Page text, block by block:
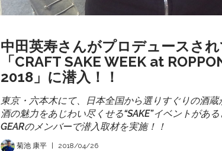
中田英寿さんがプロデュースさ
「CRAFT SAKE WEEK at
2018」に潜入！！
東京・六本木にて、日本全国から選りすぐりの酒蔵
酒の魅力をあじわい尽くせる“SAKE”イベントがあ
GEARのメンバーで潜入取材を実施！！
菊池 康平 2018/04/26